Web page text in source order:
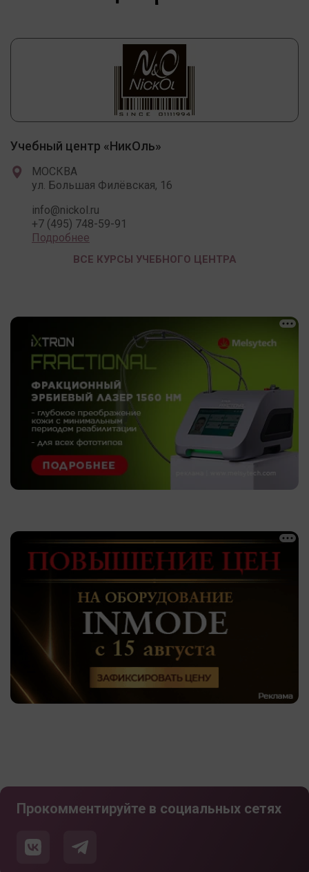
Учебный центр «НикОль»
МОСКВА
ул. Большая Филёвская, 16
info@nickol.ru
+7 (495) 748-59-91
Подробнее
ВСЕ КУРСЫ УЧЕБНОГО ЦЕНТРА
Прокомментируйте в социальных сетях